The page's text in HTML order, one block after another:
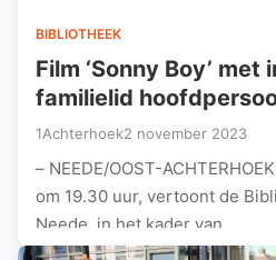
BIBLIOTHEEK
Film ‘Sonny Boy’
familielid
1Achterhoek2 november 2023
– NEEDE/OOST-
om 19.30 uur, vertoont de
Neede, in het kader van…